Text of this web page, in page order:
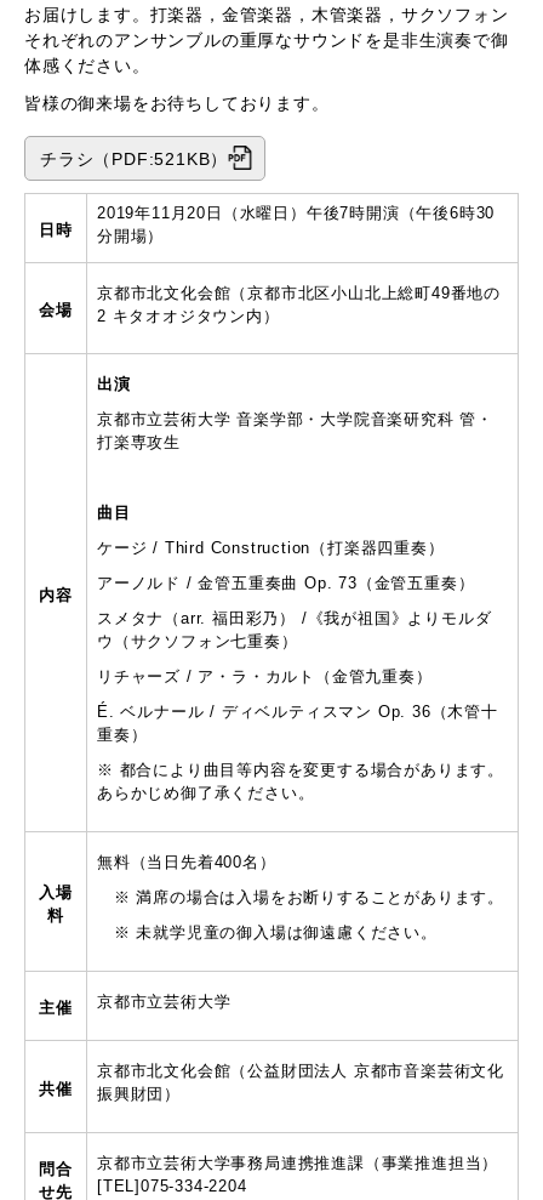
お届けします。打楽器，金管楽器，木管楽器，サクソフォン
それぞれのアンサンブルの重厚なサウンドを是非生演奏で御
体感ください。
皆様の御来場をお待ちしております。
チラシ（PDF:521KB）
日時
2019年11月20日（水曜日）午後7時開演（午後6時30
分開場）
会場
京都市北文化会館（京都市北区小山北上総町49番地の
2 キタオオジタウン内）
内容
出演
京都市立芸術大学 音楽学部・大学院音楽研究科 管・
打楽専攻生
曲目
ケージ / Third Construction （打楽器四重奏）
アーノルド /金管五重奏曲 Op. 73 （金管五重奏）
スメタナ（ arr. 福田彩乃） / 《我が祖国》よりモルダ
ウ（サクソフォン七重奏）
リチャーズ / ア・ラ・カルト（金管九重奏）
É. ベルナール / ディベルティスマン Op. 36 （木管十
重奏）
※ 都合により曲目等内容を変更する場合があります。
あらかじめ御了承ください。
入場
料
無料（当日先着400名）
※ 満席の場合は入場をお断りすることがあります。
※ 未就学児童の御入場は御遠慮ください。
主催 京都市立芸術大学
共催
京都市北文化会館（公益財団法人 京都市音楽芸術文化
振興財団）
問合
せ先
京都市立芸術大学事務局連携推進課（事業推進担当）
[TEL]075-334-2204